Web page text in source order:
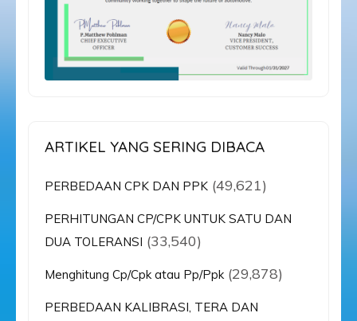
ARTIKEL YANG SERING DIBACA
PERBEDAAN CPK DAN PPK (49,621)
PERHITUNGAN CP/CPK UNTUK SATU DAN
DUA TOLERANSI (33,540)
Menghitung Cp/Cpk atau Pp/Ppk (29,878)
PERBEDAAN KALIBRASI, TERA DAN